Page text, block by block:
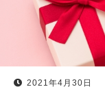
2021年4月30日